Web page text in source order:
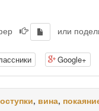
или
Google+
, вина,